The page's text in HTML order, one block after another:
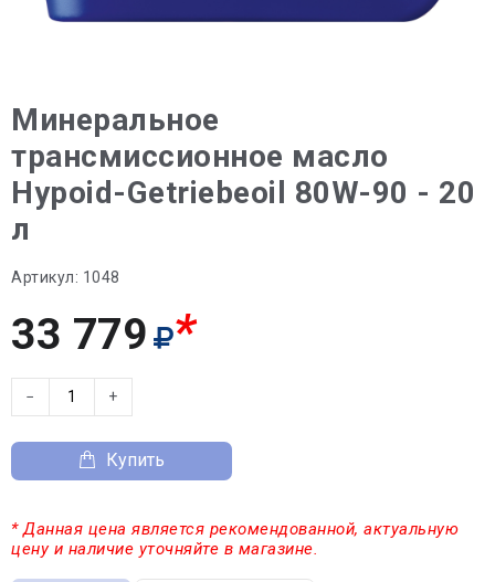
Минеральное
трансмиссионное масло
Hypoid-Getriebeoil 80W-90 - 20
л
Артикул: 1048
33 779 *
− +
Купить
* Данная цена является рекомендованной, актуальную
цену и наличие уточняйте в магазине.